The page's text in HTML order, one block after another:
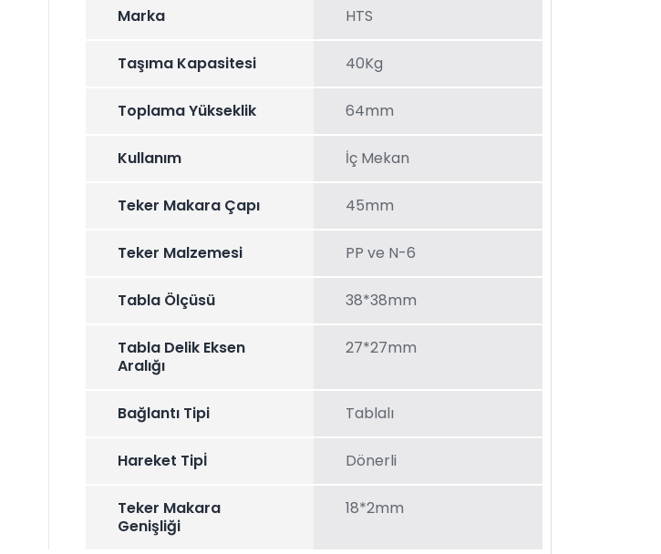
Marka HTS
Taşıma Kapasitesi 40Kg
Toplama Yükseklik 64mm
Kullanım İç Mekan
Teker Makara Çapı 45mm
Teker Malzemesi PP ve N-6
Tabla Ölçüsü 38*38mm
Tabla Delik Eksen
Aralığı
27*27mm
Bağlantı Tipi Tablalı
Hareket Tipİ Dönerli
Teker Makara
Genişliği
18*2mm